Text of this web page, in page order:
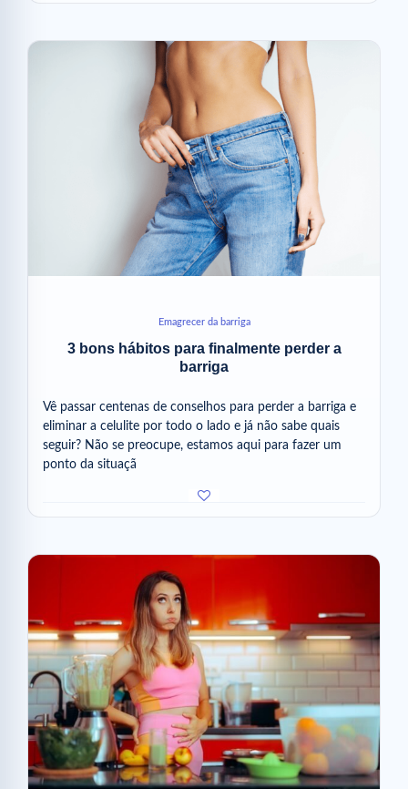
Emagrecer da barriga
3 bons hábitos para finalmente perder a
barriga
Vê passar centenas de conselhos para perder a barriga e
eliminar a celulite por todo o lado e já não sabe quais
seguir? Não se preocupe, estamos aqui para fazer um
ponto da situaçã